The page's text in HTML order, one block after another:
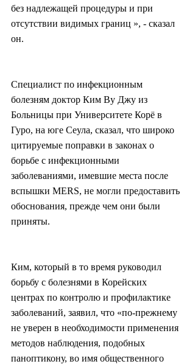
без надлежащей процедуры и при
отсутствии видимых границ », - сказал
он.
Специалист по инфекционным
болезням доктор Ким Ву Джу из
Больницы при Университете Корё в
Гуро, на юге Сеула, сказал, что широко
цитируемые поправки в законах о
борьбе с инфекционными
заболеваниями, имевшие места после
вспышки MERS, не могли предоставить
обоснования, прежде чем они были
приняты.
Ким, который в то время руководил
борьбу с болезнями в Корейских
центрах по контролю и профилактике
заболеваний, заявил, что «по-прежнему
не уверен в необходимости применения
методов наблюдения, подобных
паноптикону, во имя общественного